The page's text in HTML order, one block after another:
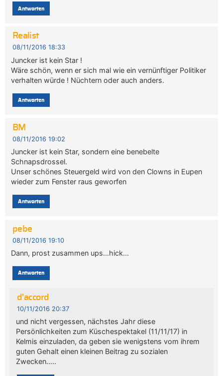
Antworten
Realist
08/11/2016 18:33
Juncker ist kein Star !
Wäre schön, wenn er sich mal wie ein vernünftiger Politiker
verhalten würde ! Nüchtern oder auch anders.
Antworten
BM
08/11/2016 19:02
Juncker ist kein Star, sondern eine benebelte
Schnapsdrossel.
Unser schönes Steuergeld wird von den Clowns in Eupen
wieder zum Fenster raus geworfen
Antworten
pebe
08/11/2016 19:10
Dann, prost zusammen ups…hick…
Antworten
d'accord
10/11/2016 20:37
und nicht vergessen, nächstes Jahr diese
Persönlichkeiten zum Küschespektakel (11/11/17) in
Kelmis einzuladen, da geben sie wenigstens vom ihrem
guten Gehalt einen kleinen Beitrag zu sozialen
Zwecken…..